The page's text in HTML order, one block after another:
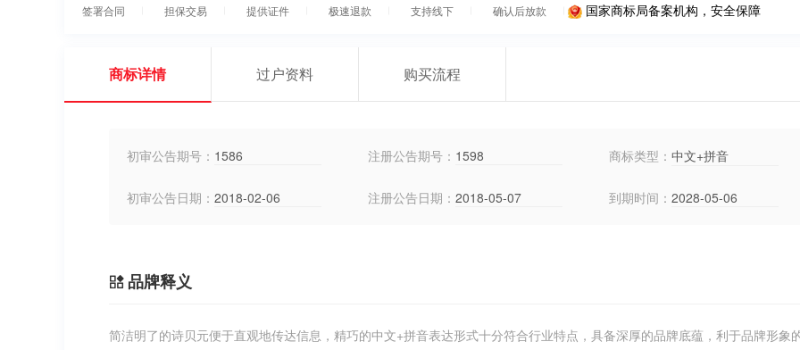
签署合同 担保交易 提供证件 极速退款 支持线下 确认后放款 国家商标局备案机构，安全保障
商标详情 过户资料 购买流程
初审公告期号： 1586 注册公告期号： 1598 商标类型： 中文+拼音
初审公告日期： 2018-02-06 注册公告日期： 2018-05-07 到期时间： 2028-05-06
品牌释义
简洁明了的诗贝元便于直观地传达信息，精巧的中文+拼音表达形式十分符合行业特点，具备深厚的品牌底蕴，利于品牌形象